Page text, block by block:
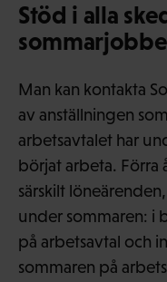
Stöd i alla
Man kan kontakta
av anställningen
arbetsavtalet har
börjat arbeta. Förra
särskilt
under sommaren: i
på arbetsavtal och
sommaren på